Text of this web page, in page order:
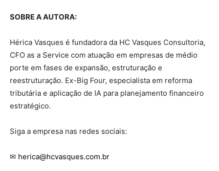
SOBRE A AUTORA:
Hérica Vasques é fundadora da HC Vasques Consultoria,
CFO as a Service com atuação em empresas de médio
porte em fases de expansão, estruturação e
reestruturação. Ex-Big Four, especialista em reforma
tributária e aplicação de IA para planejamento financeiro
estratégico.
Siga a empresa nas redes sociais:
✉ herica@hcvasques.com.br